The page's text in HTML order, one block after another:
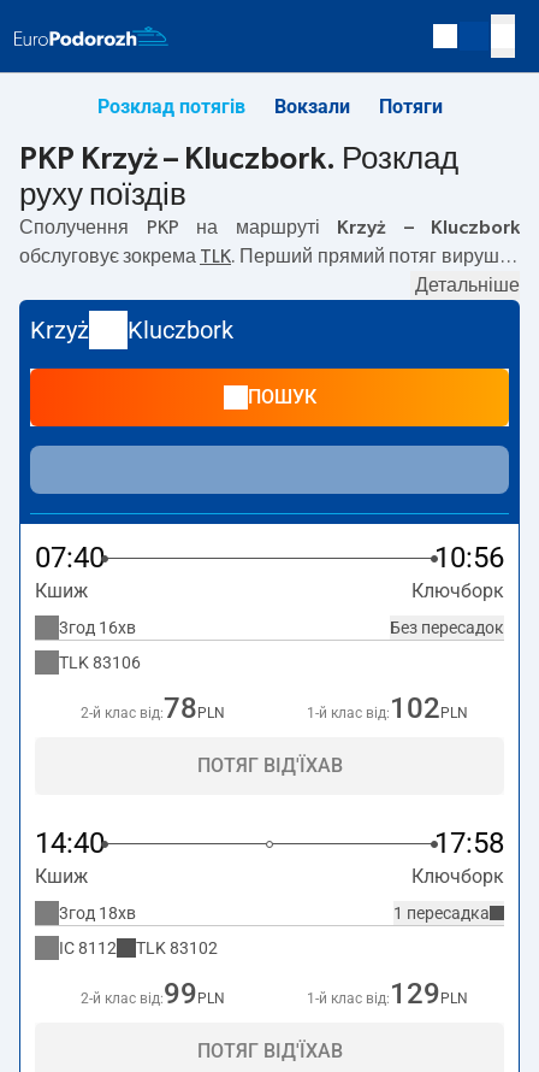
Розклад потягів Вокзали Потяги
PKP Krzyż – Kluczbork. Розклад
руху поїздів
Сполучення PKP на маршруті
Krzyż – Kluczbork
обслуговує зокрема TLK. Перший прямий потяг вирушає
вирушає о 21:24. Найшвидший маршрут пропонує потяг
без пересадокBŁĘKITNA FALA
триває03:08 . На маршрутіKrzyż–Kluczborkкурсують
IC Intercity, EIC
ціну квитка і зазвичай довший час подорожі. Потяг
завершує маршрут на станції Kluczbork.
Детальніше
Krzyż Kluczbork
ПОШУК
07:40 10:56
Кшиж Ключборк
Без пересадок
3год 16хв
TLK 83106
2-й клас від:78 PLN 1-й клас від: 102 PLN
ПОТЯГ ВІД'ЇХАВ
14:40 17:58
Кшиж Ключборк
1 пересадка
3год 18хв
IC8112 TLK 83102
2-й клас від:99 PLN 1-й клас від: 129 PLN
ПОТЯГ ВІД'ЇХАВ